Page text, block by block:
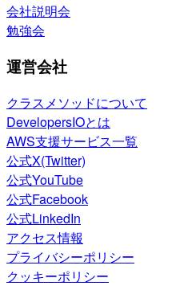
会社説明会
勉強会
運営会社
クラスメソッドについて
DevelopersIOとは
AWS支援サービス一覧
公式X(Twitter)
公式YouTube
公式Facebook
公式LinkedIn
アクセス情報
プライバシーポリシー
クッキーポリシー